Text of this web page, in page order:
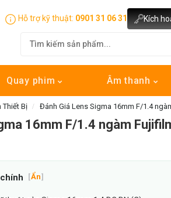
Hỗ trợ kỹ thuật: 0901 31 06 31 Kích
Quay phim Âm thanh
Thiết Bị Đánh Giá Lens Sigma 16mm F/1.4
16mm F/1.4 ngàm
[Ẩn]